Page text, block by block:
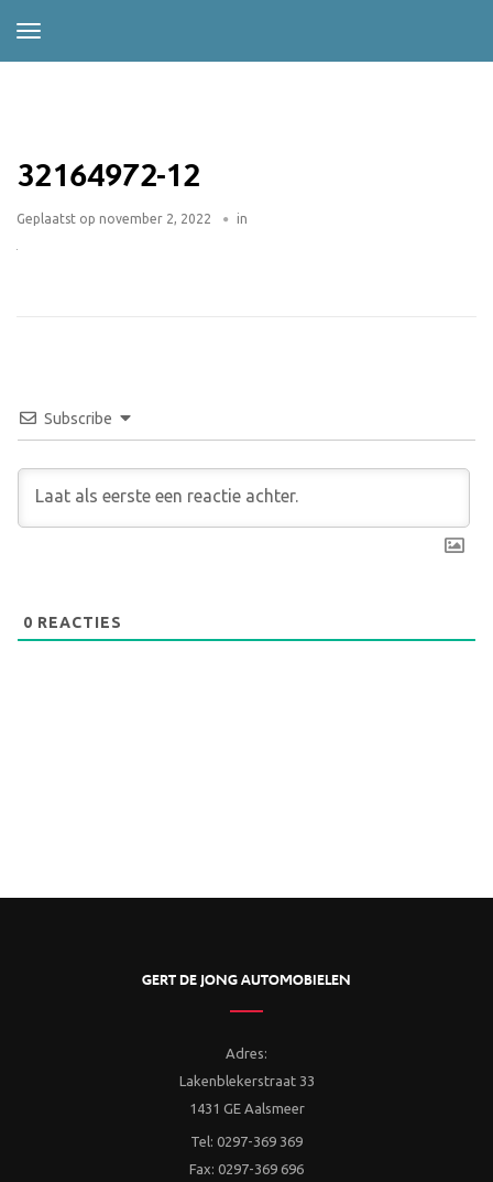
32164972-12
Geplaatst op november 2, 2022 in
Subscribe
0 REACTIES
GERT DE JONG AUTOMOBIELEN
Adres:
Lakenblekerstraat 33
1431 GE Aalsmeer
Tel: 0297-369 369
Fax: 0297-369 696